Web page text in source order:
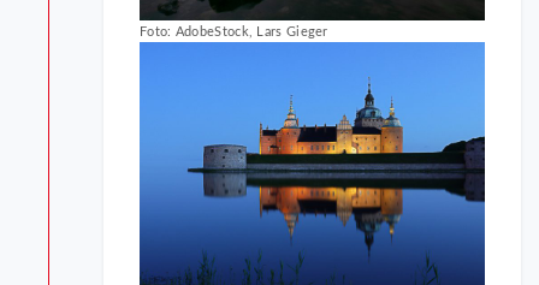
Foto: AdobeStock, Lars Gieger